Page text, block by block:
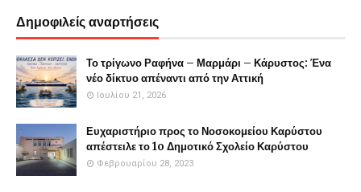
Δημοφιλείς αναρτήσεις
Το τρίγωνο Ραφήνα – Μαρμάρι – Κάρυστος: Ένα
νέο δίκτυο απέναντι από την Αττική
Ιουλίου 21, 2026
Ευχαριστήριο προς το Νοσοκομείου Καρύστου
απέστειλε το 1o Δημοτικό Σχολείο Καρύστου
Φεβρουαρίου 28, 2023